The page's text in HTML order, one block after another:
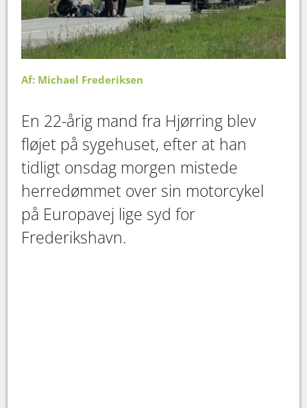
Af: Michael Frederiksen
En 22-årig mand fra Hjørring blev
fløjet på sygehuset, efter at han
tidligt onsdag morgen mistede
herredømmet over sin motorcykel
på Europavej lige syd for
Frederikshavn.